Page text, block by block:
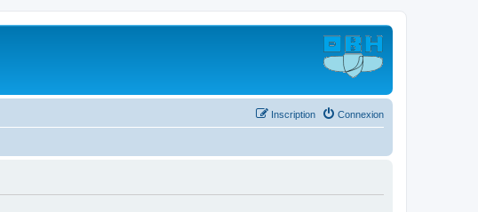
Connexion
Inscription